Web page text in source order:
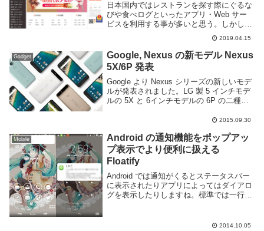
日本国内ではレストランを探す際にぐるな
びや食べログといったアプリ・Web サー
ビスを利用する事が多いと思う。しかしそ
れらの Web サービスはほぼ日本国内専用
で、一応海外にも対応はしているがその情
報は少ない。中国国内では「大衆点評」と
呼ばれ...
2019.04.15
Gadget
Google, Nexus の新モデル Nexus
5X/6P 発表
Google より Nexus シリーズの新しいモデ
ルが発表されました。LG 製 5 インチモデ
ルの 5X と 6インチモデルの 6P の二種
用に並べて記載した。 Nexus 5X Nexus
2015.09.30
Mobile
Android の通知機能をポップアッ
プ表示でより便利に扱える
Floatify
Android では通知がくるとステータスバー
に表示されたりアプリによってはダイアロ
グを表示したりしますね。標準では一行上
ータスバーを非表示にしてれば見れなかっ
2014.10.05